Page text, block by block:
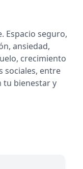
Espacio seguro,
ansiedad,
crecimiento
sociales, entre
tu bienestar y